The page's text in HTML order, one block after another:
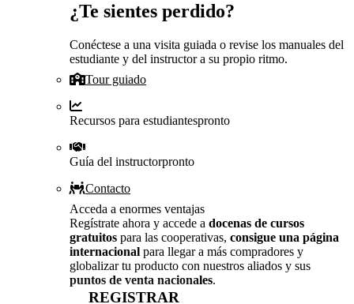
¿Te sientes perdido?
Conéctese a una visita guiada o revise los manuales del
estudiante y del instructor a su propio ritmo.
Tour guiado
Recursos para estudiantespronto
Guía del instructorpronto
Contacto
Acceda a enormes ventajas
Regístrate ahora y accede a docenas de cursos
gratuitos para las cooperativas, consigue una página
internacional para llegar a más compradores y
globalizar tu producto con nuestros aliados y sus
puntos de venta nacionales.
REGISTRAR